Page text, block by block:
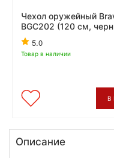
Чехол оружейный
BGC202 (120 см,
5.0
Товар в наличии
В
Описание